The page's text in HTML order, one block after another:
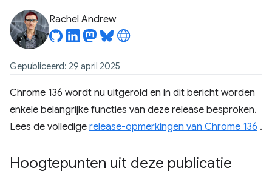
Rachel Andrew
Gepubliceerd: 29 april 2025
Chrome 136 wordt nu uitgerold en in dit bericht worden
enkele belangrijke functies van deze release besproken.
Lees de volledige release-opmerkingen van Chrome 136 .
Hoogtepunten uit deze publicatie